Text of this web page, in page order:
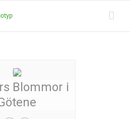
Blommor i